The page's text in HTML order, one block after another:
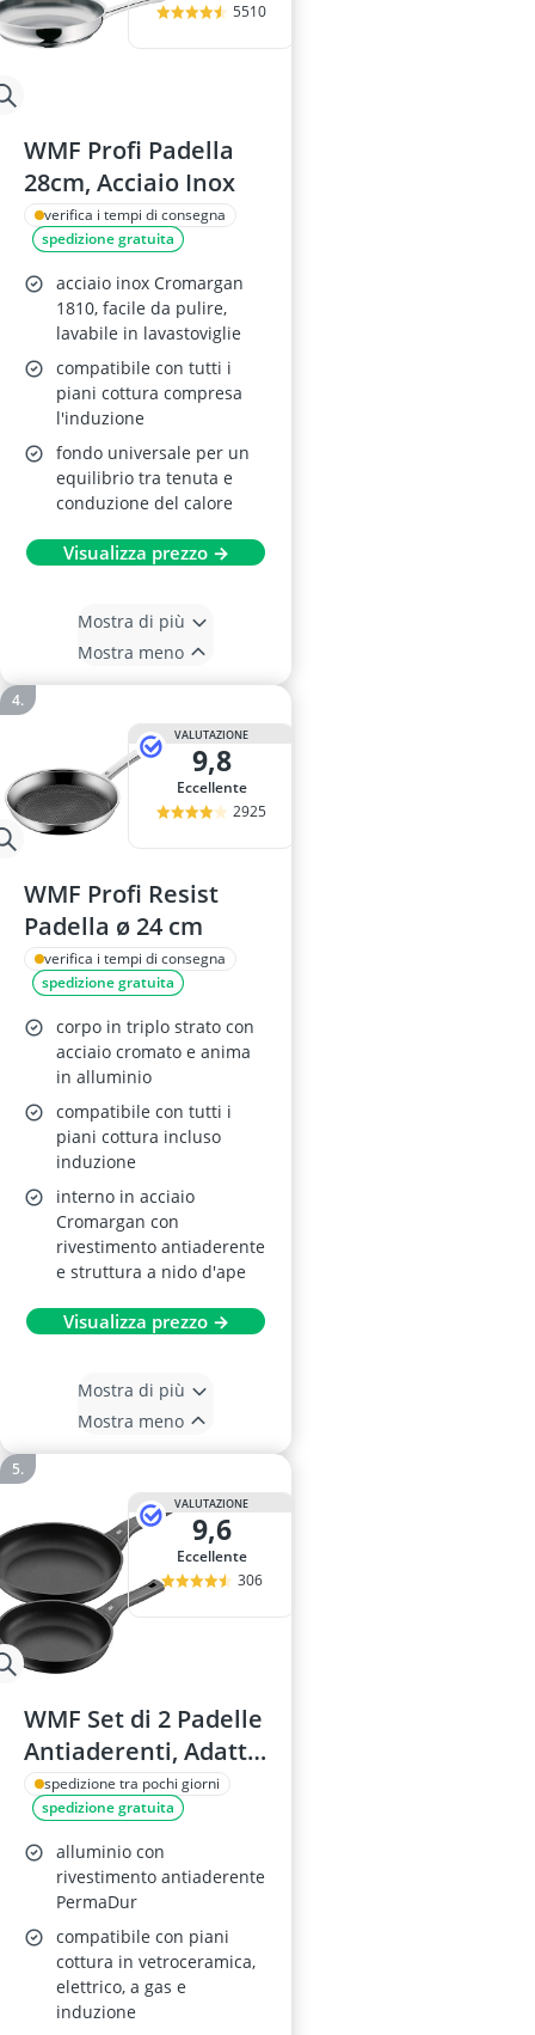
5510
WMF Profi Padella
28cm, Acciaio Inox
verifica i tempi di consegna
spedizione gratuita
acciaio inox Cromargan
1810, facile da pulire,
lavabile in lavastoviglie
compatibile con tutti i
piani cottura compresa
l'induzione
fondo universale per un
equilibrio tra tenuta e
conduzione del calore
Visualizza prezzo →
Mostra di più
Mostra meno
VALUTAZIONE
9,8
Eccellente
2925
WMF Profi Resist
Padella ø 24 cm
verifica i tempi di consegna
spedizione gratuita
corpo in triplo strato con
acciaio cromato e anima
in alluminio
compatibile con tutti i
piani cottura incluso
induzione
interno in acciaio
Cromargan con
rivestimento antiaderente
e struttura a nido d'ape
Visualizza prezzo →
Mostra di più
Mostra meno
VALUTAZIONE
9,6
Eccellente
306
WMF Set di 2 Padelle
Antiaderenti, Adatto
per Induzione
spedizione tra pochi giorni
spedizione gratuita
alluminio con
rivestimento antiaderente
PermaDur
compatibile con piani
cottura in vetroceramica,
elettrico, a gas e
induzione